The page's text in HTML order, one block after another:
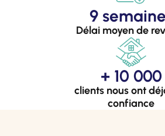
9
Délai moyen de
+ 10 000
clients nous ont
confiance